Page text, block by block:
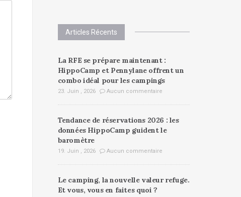
Articles Récents
La RFE se prépare maintenant :
HippoCamp et Pennylane offrent un
combo idéal pour les campings
23. Juin , 2026 Aucun commentaire
Tendance de réservations 2026 : les
données HippoCamp guident le
baromètre
19. Juin , 2026 Aucun commentaire
Le camping, la nouvelle valeur refuge.
Et vous, vous en faites quoi ?